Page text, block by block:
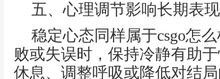
五、心理调节影响长期表现
稳定心态同样属于csgo怎
败或失误时，保持冷静有助
休息、调整呼吸或降低对结